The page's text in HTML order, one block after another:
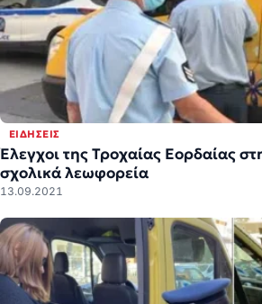
ΕΙΔΉΣΕΙΣ
Έλεγχοι της Τροχαίας Εορδαίας
σχολικά λεωφορεία
13.09.2021